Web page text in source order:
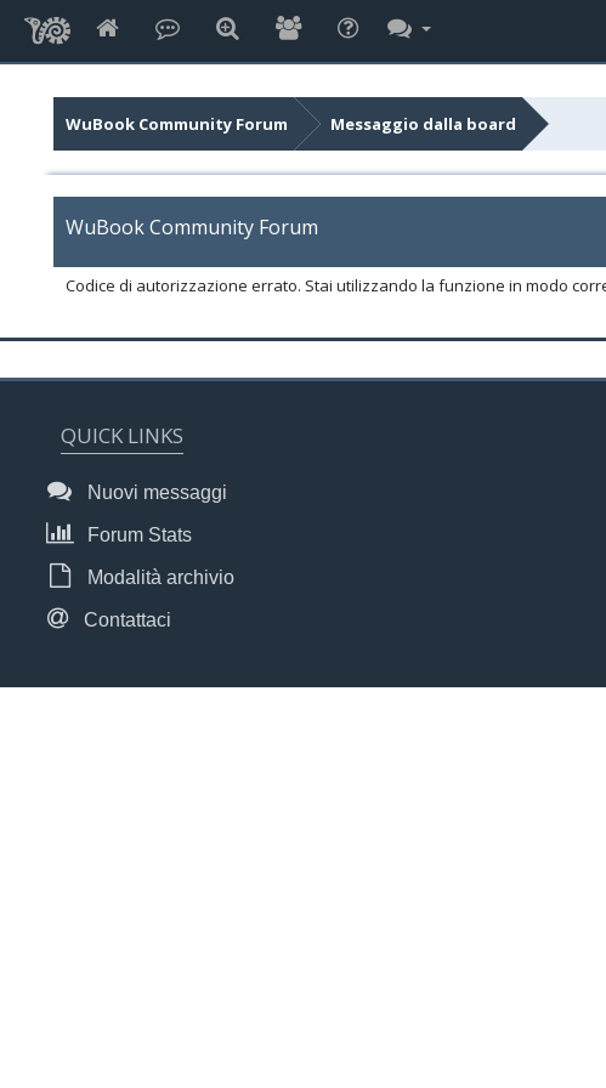
WuBook Community Forum Messaggio dalla board
WuBook Community Forum
Codice di autorizzazione errato. Stai utilizzando la funzione in modo
QUICK LINKS
Nuovi messaggi
Forum Stats
Modalità archivio
Contattaci